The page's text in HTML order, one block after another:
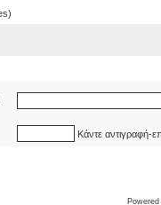
Κάντε αντιγραφή-